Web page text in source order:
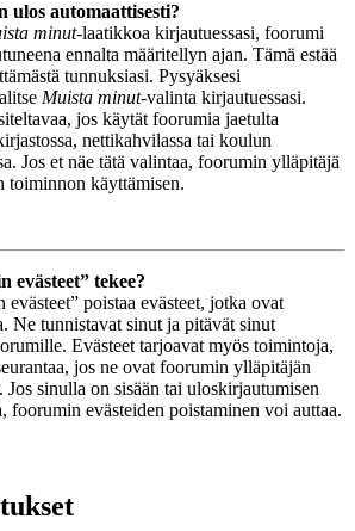
automaattisesti?
minut-laatikkoa kirjautuessasi, foorumi
ennalta määritellyn ajan. Tämä estää
tunnuksiasi. Pysyäksesi
Muista minut-valinta kirjautuessasi.
jos käytät foorumia jaetulta
nettikahvilassa tai koulun
Jos et näe tätä valintaa, foorumin ylläpitäjä
toiminnon käyttämisen.
evästeet” tekee?
evästeet” poistaa evästeet, jotka ovat
Ne tunnistavat sinut ja pitävät sinut
Evästeet tarjoavat myös toimintoja,
jos ne ovat foorumin ylläpitäjän
Jos sinulla on sisään tai uloskirjautumisen
foorumin evästeiden poistaminen voi auttaa.